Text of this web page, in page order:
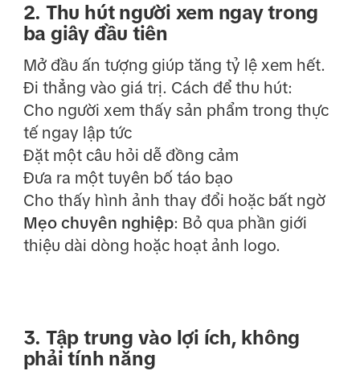
2. Thu hút người xem ngay trong
ba giây đầu tiên
Mở đầu ấn tượng giúp tăng tỷ lệ xem hết.
Đi thẳng vào giá trị. Cách để thu hút:
Cho người xem thấy sản phẩm trong thực
tế ngay lập tức
Đặt một câu hỏi dễ đồng cảm
Đưa ra một tuyên bố táo bạo
Cho thấy hình ảnh thay đổi hoặc bất ngờ
Mẹo chuyên nghiệp: Bỏ qua phần giới
thiệu dài dòng hoặc hoạt ảnh logo.
3. Tập trung vào lợi ích, không
phải tính năng